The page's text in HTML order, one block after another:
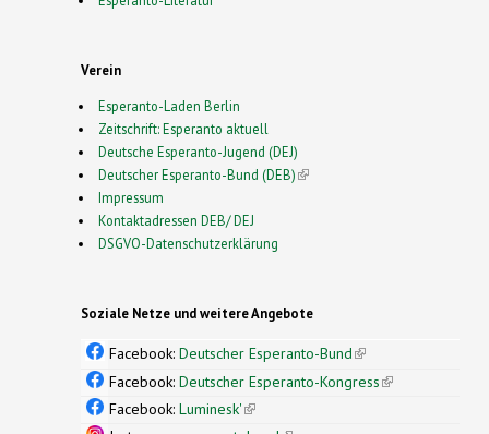
Verein
Esperanto-Laden Berlin
Zeitschrift: Esperanto aktuell
Deutsche Esperanto-Jugend (DEJ)
Deutscher Esperanto-Bund (DEB)(link is external)
Impressum
Kontaktadressen DEB/ DEJ
DSGVO-Datenschutzerklärung
Soziale Netze und weitere Angebote
Facebook: Deutscher Esperanto-Bund(link is
external)
Facebook: Deutscher Esperanto-Kongress(link is
Facebook: Luminesk'(link is external)